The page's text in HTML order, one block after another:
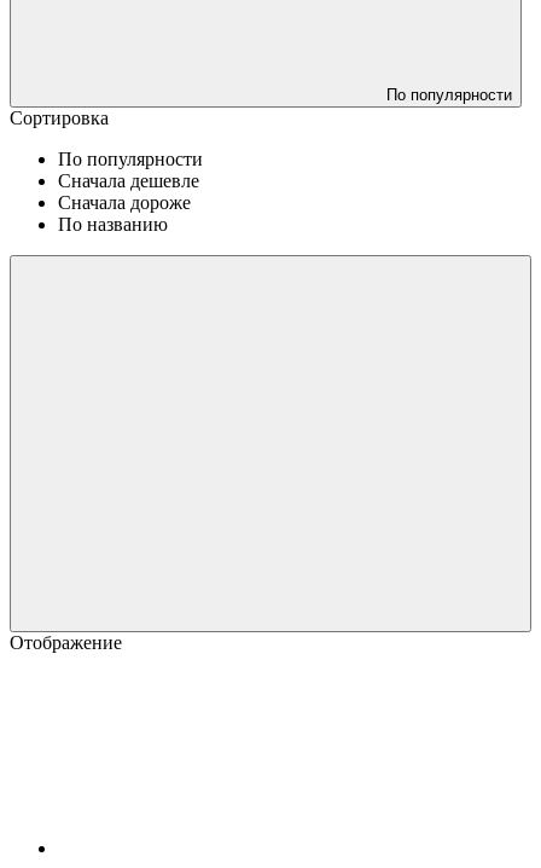
По популярности
Сортировка
По популярности
Сначала дешевле
Сначала дороже
По названию
Отображение